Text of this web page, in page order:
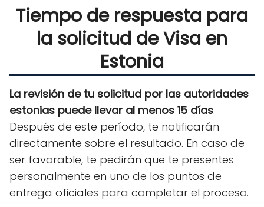
Tiempo de respuesta para
la solicitud de Visa en
Estonia
La revisión de tu solicitud por las autoridades
estonias puede llevar al menos 15 días.
Después de este período, te notificarán
directamente sobre el resultado. En caso de
ser favorable, te pedirán que te presentes
personalmente en uno de los puntos de
entrega oficiales para completar el proceso.